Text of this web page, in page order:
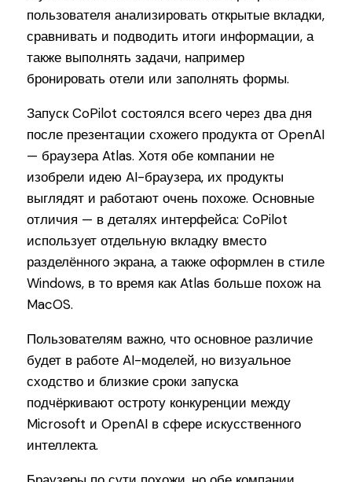
пользователя анализировать открытые вкладки,
сравнивать и подводить итоги информации, а
также выполнять задачи, например
бронировать отели или заполнять формы.
Запуск CoPilot состоялся всего через два дня
после презентации схожего продукта от OpenAI
— браузера Atlas. Хотя обе компании не
изобрели идею AI-браузера, их продукты
выглядят и работают очень похоже. Основные
отличия — в деталях интерфейса: CoPilot
использует отдельную вкладку вместо
разделённого экрана, а также оформлен в стиле
Windows, в то время как Atlas больше похож на
MacOS.
Пользователям важно, что основное различие
будет в работе AI-моделей, но визуальное
сходство и близкие сроки запуска
подчёркивают остроту конкуренции между
Microsoft и OpenAI в сфере искусственного
интеллекта.